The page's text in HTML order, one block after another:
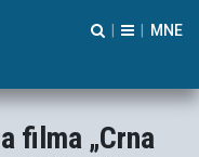
filma „Crna